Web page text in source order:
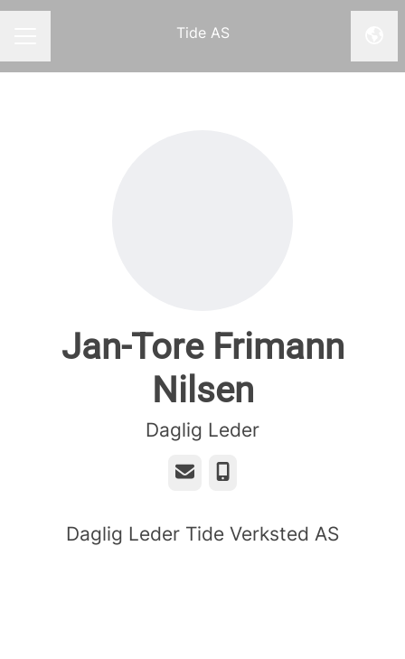
Tide AS
Jan-Tore Frimann
Nilsen
Daglig Leder
E-postTelefonnummer
Daglig Leder Tide Verksted AS